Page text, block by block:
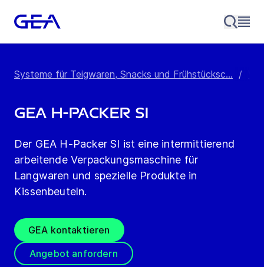
Systeme für Teigwaren, Snacks und Frühstücksc... /
GEA H-Packer SI
Der GEA H-Packer SI ist eine intermittierend
arbeitende Verpackungsmaschine für
Langwaren und spezielle Produkte in
Kissenbeuteln.
GEA kontaktieren
Angebot anfordern